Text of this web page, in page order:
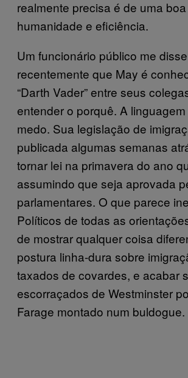
realmente precisa é de uma
humanidade e eficiência.
Um funcionário público me disse
recentemente que May é
“Darth Vader” entre seus
entender o porquê. A
medo. Sua legislação de
publicada algumas semanas
tornar lei na primavera do ano
assumindo que seja aprovada
parlamentares. O que parece
Políticos de todas as
de mostrar qualquer coisa
postura linha-dura sobre
taxados de covardes, e acabar
escorraçados de Westminster
Farage montado num buldogue.